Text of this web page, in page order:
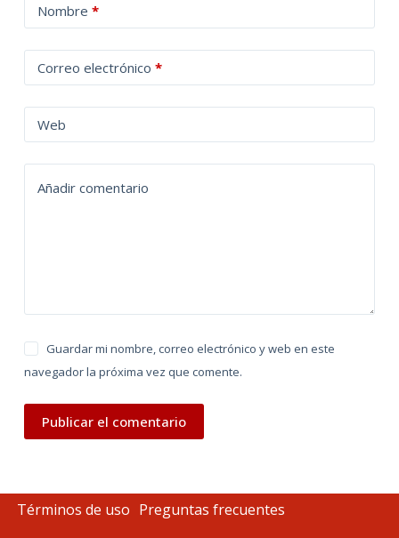
Nombre *
Correo electrónico *
Web
Añadir comentario
Guardar mi nombre, correo electrónico y web en este
navegador la próxima vez que comente.
Publicar el comentario
l
t
a
t
Términos de uso Preguntas frecuentes